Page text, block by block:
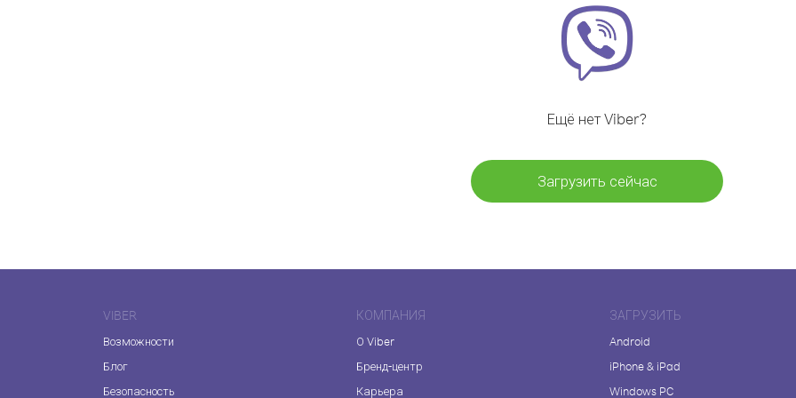
Ещё нет Viber?
Загрузить сейчас
VIBER
Возможности
Блог
Безопасность
КОМПАНИЯ
О Viber
Бренд-центр
Карьера
ЗАГРУЗИТЬ
Android
iPhone & iPad
Windows PC